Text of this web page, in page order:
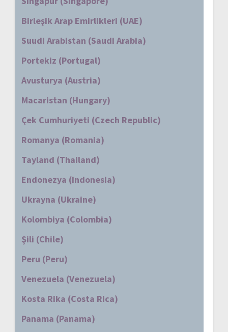
Birleşik Arap Emirlikleri (UAE)
Suudi Arabistan (Saudi Arabia)
Portekiz (Portugal)
Avusturya (Austria)
Macaristan (Hungary)
Çek Cumhuriyeti (Czech Republic)
Romanya (Romania)
Tayland (Thailand)
Endonezya (Indonesia)
Ukrayna (Ukraine)
Kolombiya (Colombia)
Şili (Chile)
Peru (Peru)
Venezuela (Venezuela)
Kosta Rika (Costa Rica)
Panama (Panama)